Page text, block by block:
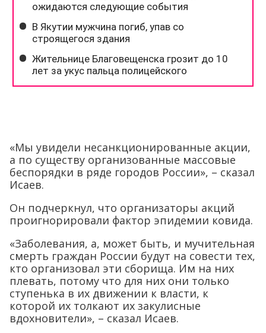
«Мы увидели несанкционированные акции,
а по существу организованные массовые
беспорядки в ряде городов России», – сказал
Исаев.
Он подчеркнул, что организаторы акций
проигнорировали фактор эпидемии ковида.
«Заболевания, а, может быть, и мучительная
смерть граждан России будут на совести тех,
кто организовал эти сборища. Им на них
плевать, потому что для них они только
ступенька в их движении к власти, к
которой их толкают их закулисные
вдохновители», – сказал Исаев.